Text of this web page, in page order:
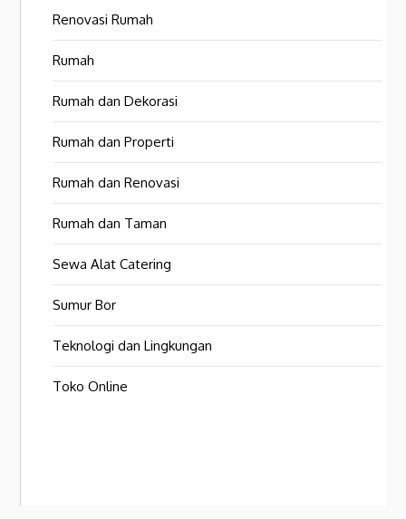
Renovasi Rumah
Rumah
Rumah dan Dekorasi
Rumah dan Properti
Rumah dan Renovasi
Rumah dan Taman
Sewa Alat Catering
Sumur Bor
Teknologi dan Lingkungan
Toko Online